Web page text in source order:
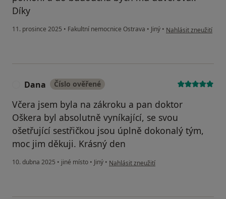
Díky
11. prosince 2025 • Fakultní nemocnice Ostrava • Jiný • podle názoru
Nahlásit zneužití
Dana Číslo ověřené
Včera jsem byla na zákroku a pan doktor
Oškera byl absolutně vyníkající, se svou
ošetřující sestřičkou jsou úplně dokonalý tým,
moc jim děkuji. Krásný den
10. dubna 2025 • jiné místo • Jiný • podle názoru uživatele Dana
Nahlásit zneužití